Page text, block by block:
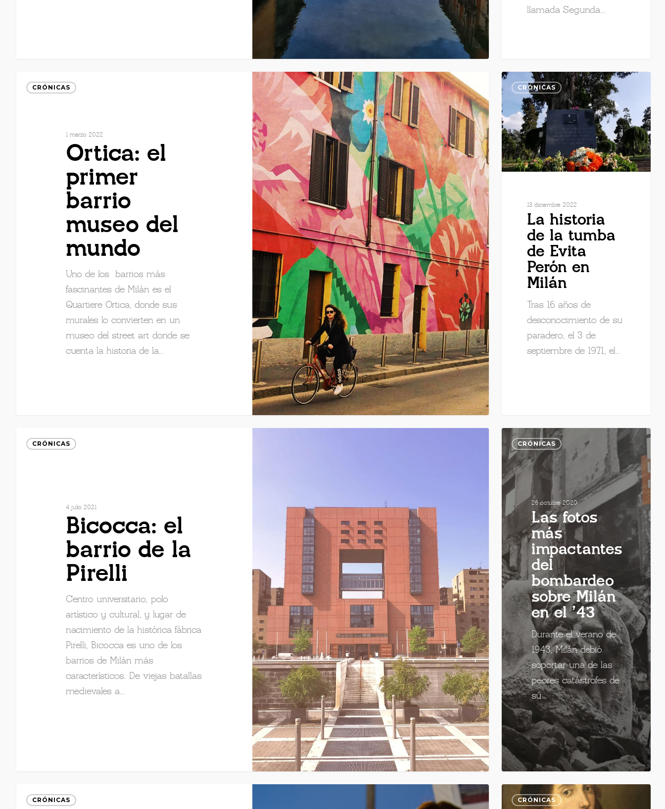
CRÓNICAS
1 marzo 2022
Ortica: el
primer
barrio
museo del
mundo
Uno de los barrios más
fascinantes de Milán es el
Quartiere Ortica, donde sus
murales lo convierten en un
museo del street art donde se
cuenta la historia de la…
CRÓNICAS
4 julio 2021
Bicocca: el
barrio de la
Pirelli
Centro universitario, polo
artístico y cultural, y lugar de
nacimiento de la histórica fábrica
Pirelli, Bicocca es uno de los
barrios de Milán más
característicos. De viejas batallas
medievales a…
CRÓNICAS
llamada Segunda…
CRÓNICAS
13 diciembre 2022
La historia
de la tumba
de Evita
Perón en
Milán
Tras 16 años de
desconocimiento de su
paradero, el 3 de
septiembre de 1971, el…
CRÓNICAS
26 octubre 2020
Las fotos
más
impactantes
del
bombardeo
sobre Milán
en el ’43
Durante el verano de
1943, Milán debió
soportar una de las
peores catástrofes de
su…
CRÓNICAS